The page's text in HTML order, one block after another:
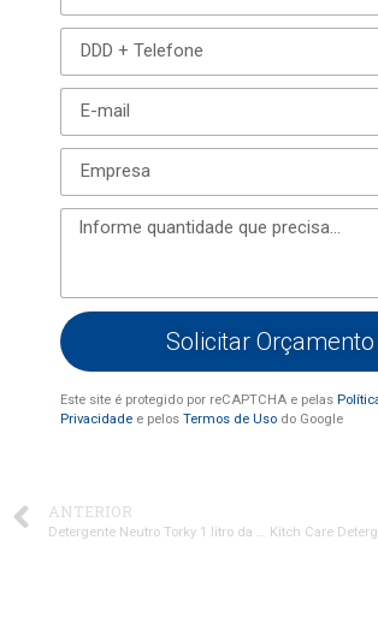
Solicitar Orçamento
Este site é protegido por reCAPTCHA e pelas
Privacidade e pelos Termos de Uso do Google
ANTERIOR
Detergente Neutro Torky 1 litro da Oleak